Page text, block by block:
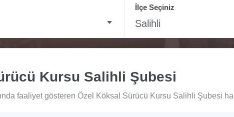
İlçe Seçiniz
Salihli
Kursu Salihli Şubesi
faaliyet gösteren Özel Köksal Sürücü Kursu Salihli Şubesi